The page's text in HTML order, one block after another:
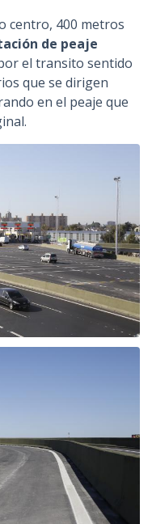
centro, 400 metros
de peaje
el transito sentido
que se dirigen
en el peaje que